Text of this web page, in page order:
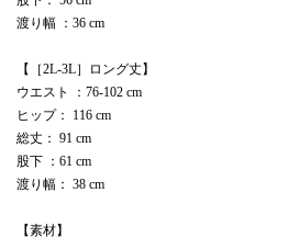
渡り幅 ：36 cm
【［2L-3L］ロング丈】
ウエスト ：76-102 cm
ヒップ： 116 cm
総丈： 91 cm
股下 ：61 cm
渡り幅： 38 cm
【素材】